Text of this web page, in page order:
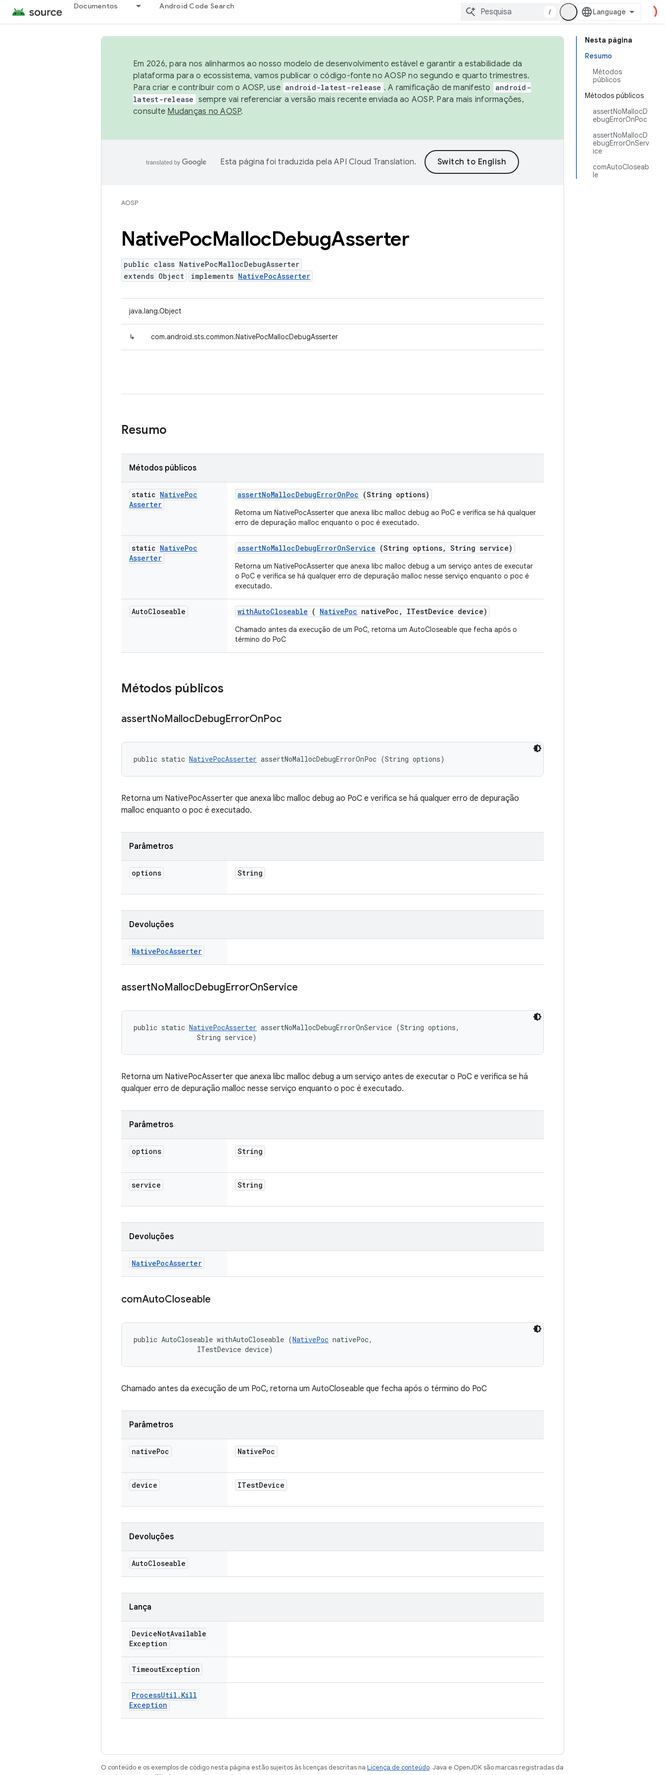
Documentos Android Code Search
/
Nesta página
Resumo
Métodos
públicos
Métodos públicos
assertNoMallocD
ebugErrorOnPoc
assertNoMallocD
ebugErrorOnServ
ice
comAutoCloseab
le
Em 2026, para nos alinharmos ao nosso modelo de desenvolvimento estável e garantir a estabilidade da
plataforma para o ecossistema, vamos publicar o código-fonte no AOSP no segundo e quarto trimestres.
Para criar e contribuir com o AOSP, use android-latest-release . A ramificação de manifesto
android-
latest-release sempre vai referenciar a versão mais recente enviada ao AOSP. Para mais informações,
consulte Mudanças no AOSP.
Esta página foi traduzida pela API Cloud Translation.
AOSP
NativePocMallocDebugAsserter
public class NativePocMallocDebugAsserter
extends Object
implements NativePocAsserter
java.lang.Object
↳ com.android.sts.common.NativePocMallocDebugAsserter
Resumo
Métodos públicos
static NativePoc
Asserter
assertNoMallocDebugErrorOnPoc (String options)
Retorna um NativePocAsserter que anexa libc malloc debug ao PoC e verifica se há qualquer
erro de depuração malloc enquanto o poc é executado.
static NativePoc
Asserter
assertNoMallocDebugErrorOnService (String options, String service)
Retorna um NativePocAsserter que anexa libc malloc debug a um serviço antes de executar
o PoC e verifica se há qualquer erro de depuração malloc nesse serviço enquanto o poc é
executado.
AutoCloseable withAutoCloseable ( NativePoc nativePoc , ITestDevice device)
Chamado antes da execução de um PoC, retorna um AutoCloseable que fecha após o
término do PoC
Métodos públicos
assertNoMallocDebugErrorOnPoc
public static NativePocAsserter assertNoMallocDebugErrorOnPoc (String options)
Retorna um NativePocAsserter que anexa libc malloc debug ao PoC e verifica se há qualquer erro de depuração
malloc enquanto o poc é executado.
Parâmetros
options String
Devoluções
NativePocAsserter
assertNoMallocDebugErrorOnService
public static NativePocAsserter assertNoMallocDebugErrorOnService (String options,
                String service)
Retorna um NativePocAsserter que anexa libc malloc debug a um serviço antes de executar o PoC e verifica se há
qualquer erro de depuração malloc nesse serviço enquanto o poc é executado.
Parâmetros
options String
service String
Devoluções
NativePocAsserter
comAutoCloseable
public AutoCloseable withAutoCloseable (NativePoc nativePoc,
                ITestDevice device)
Chamado antes da execução de um PoC, retorna um AutoCloseable que fecha após o término do PoC
Parâmetros
nativePoc NativePoc
device ITestDevice
Devoluções
AutoCloseable
Lança
DeviceNotAvailable
Exception
TimeoutException
ProcessUtil . Kill
Exception
O conteúdo e os exemplos de código nesta página estão sujeitos às licenças descritas na Licença de conteúdo. Java e OpenJDK são marcas registradas da